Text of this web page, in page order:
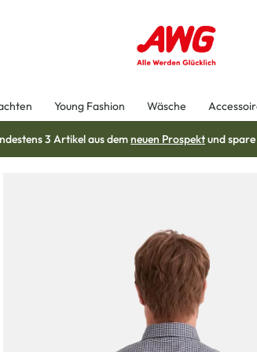
Young Fashion Wäsche
3 Artikel aus demneuen Prospektund